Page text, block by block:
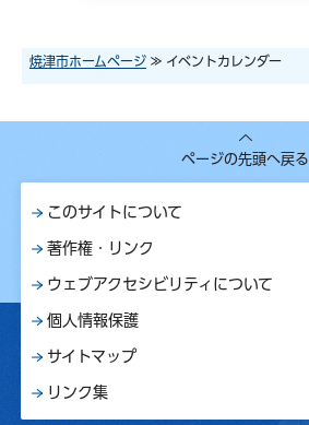
焼津市ホームページ ≫ イベントカレンダー
ページの先頭へ戻る
このサイトについて
著作権・リンク
ウェブアクセシビリティについて
個人情報保護
サイトマップ
リンク集